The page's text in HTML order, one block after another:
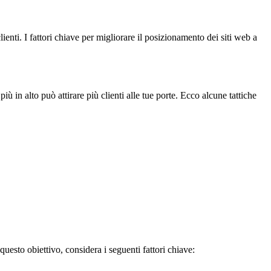
I fattori chiave per migliorare il posizionamento dei siti web a
in alto può attirare più clienti alle tue porte. Ecco alcune tattiche
obiettivo, considera i seguenti fattori chiave: